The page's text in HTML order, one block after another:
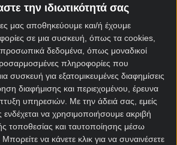
την ιδιωτικότητά σας
μας αποθηκεύουμε και/ή έχουμε
σε μια συσκευή, όπως τα cookies,
προσωπικά δεδομένα, όπως μοναδικοί
πληροφορίες που
συσκευή για εξατομικευμένες διαφημίσεις
διαφήμισης και περιεχομένου, έρευνα
υπηρεσιών. Με την άδειά σας, εμείς
ενδέχεται να χρησιμοποιήσουμε ακριβή
τοποθεσίας και ταυτοποίησης μέσω
να κάνετε κλικ για να συναινέσετε
κέντρο του συλλόγου,
η απόφαση τους να
ομάδα του Ροζάριο ήταν η
είχαν εισβάλει στο Centro
να βανδαλίζουν τον χώρο. Από
μολότοφ που έριξαν πήρε φωτιά
Φακούντο Σαμουέλ Γκουχ,
ομάδας νέων.